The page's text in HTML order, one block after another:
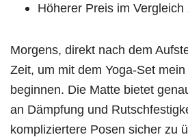
Höherer Preis im
Morgens, direkt nach dem
Zeit, um mit dem Yoga-Set
beginnen. Die Matte bietet
an Dämpfung und
kompliziertere Posen sicher zu